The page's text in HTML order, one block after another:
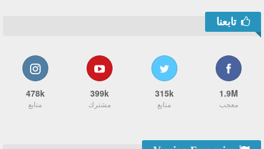
تابعنا
1.9M
معجب
315k
متابع
399k
مشترك
478k
متابع